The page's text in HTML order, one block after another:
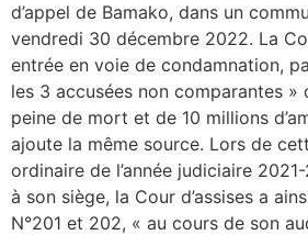
d’appel de Bamako, dans un
vendredi 30 décembre 2022. La
entrée en voie de condamnation,
les 3 accusées non comparantes
peine de mort et de 10 millions
ajoute la même source. Lors de
ordinaire de l’année judiciaire
à son siège, la Cour d’assises a
N°201 et 202, « au cours de son